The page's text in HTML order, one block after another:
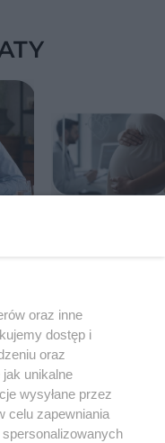
27
oraz inne
dostęp i
oraz
unikalne
wysyłane przez
celu zapewniania